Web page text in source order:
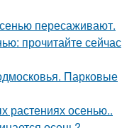
пересаживают.
прочитайте сейчас
Парковые
растениях осенью..